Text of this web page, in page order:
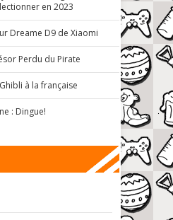
en 2023
Dreame D9 de Xiaomi
Perdu du Pirate
à la française
: Dingue!